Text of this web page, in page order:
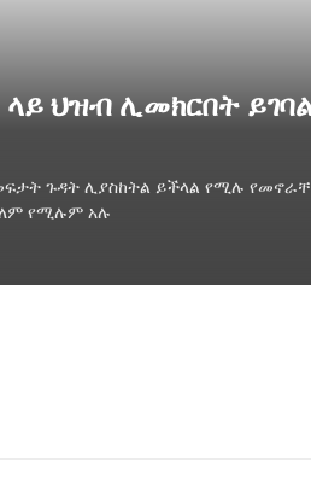
ላይ ህዝብ ሊመክርበት
ጉዳት ሊያስከትል ይችላል የሚሉ
የሚሉም አሉ